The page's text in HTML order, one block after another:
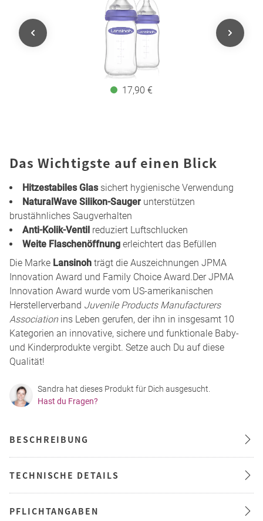
17,90 €
Das Wichtigste auf einen Blick
Hitzestabiles Glassichert hygienische Verwendung
NaturalWave Silikon-Sauger unterstützen
brustähnliches Saugverhalten
Anti-Kolik-Ventil reduziert Luftschlucken
Weite Flaschenöffnung erleichtert das Befüllen
Die Marke Lansinoh trägt die Auszeichnungen JPMA
Innovation Award und Family Choice Award.Der JPMA
Innovation Award wurde vom US-amerikanischen
Herstellerverband Juvenile Products Manufacturers
Association ins Leben gerufen, der ihn in insgesamt 10
Kategorien an innovative, sichere und funktionale Baby-
und Kinderprodukte vergibt. Setze auch Du auf diese
Qualität!
Sandra hat dieses Produkt für Dich ausgesucht.
Hast du Fragen?
BESCHREIBUNG
TECHNISCHE DETAILS
PFLICHTANGABEN